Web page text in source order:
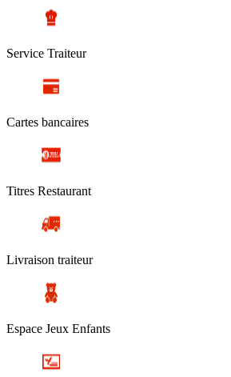
Service Traiteur
Cartes bancaires
Titres Restaurant
Livraison traiteur
Espace Jeux Enfants